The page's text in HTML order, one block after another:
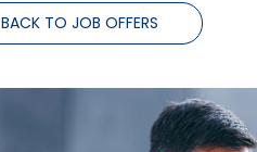
BACK TO JOB OFFERS